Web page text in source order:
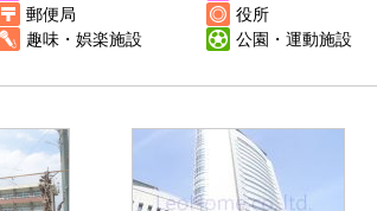
郵便局 役所
趣味・娯楽施設 公園・運動施設